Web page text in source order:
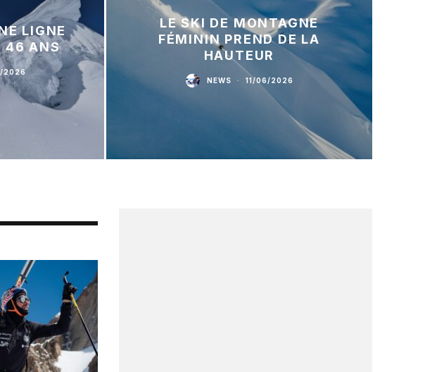
LIGNE
46 ANS
2026
LE SKI DE MONTAGNE
FÉMININ PREND DE LA
HAUTEUR
NEWS · 11/06/2026